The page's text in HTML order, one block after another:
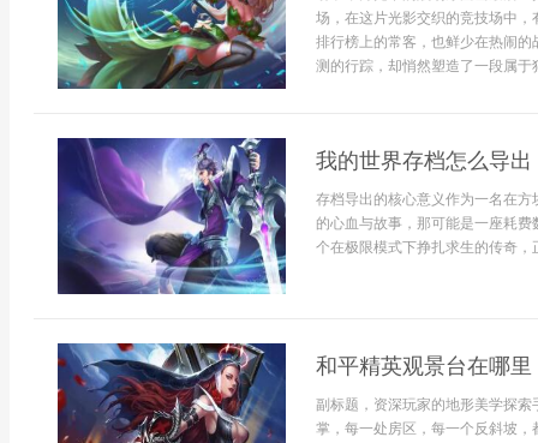
场，在这片光影交织的竞技场中
排行榜上的常客，也鲜少在热闹
测的行踪，却悄然塑造了一段属
我的世界存档怎么导
存档导出的核心意义作为一名在
的心血与故事，那可能是一座耗
个在极限模式下挣扎求生的传奇，
和平精英观景台在哪
副标题，资深玩家的地形美学探
掌，每一处房区，每一个反斜坡